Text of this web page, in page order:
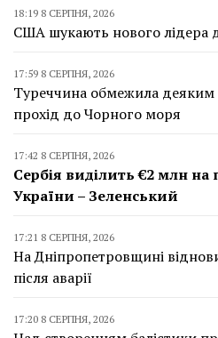
18:19 8 СЕРПНЯ, 2026
США шукають нового лідера
17:59 8 СЕРПНЯ, 2026
Туреччина обмежила
прохід до Чорного моря
17:42 8 СЕРПНЯ, 2026
Сербія виділить €2 млн на
України – Зеленський
17:21 8 СЕРПНЯ, 2026
На Дніпропетровщині
після аварії
17:20 8 СЕРПНЯ, 2026